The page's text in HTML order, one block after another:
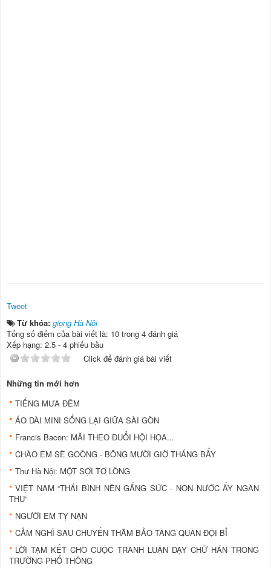
Tweet
Từ khóa: giọng Hà Nội
Tổng số điểm của bài viết là: 10 trong 4 đánh giá
Xếp hạng: 2.5 - 4 phiếu bầu
Click để đánh giá bài viết
Những tin mới hơn
TIẾNG MƯA ĐÊM
ÁO DÀI MINI SỐNG LẠI GIỮA SÀI GÒN
Francis Bacon: MÃI THEO ĐUỔI HỘI HỌA...
CHÀO EM SÈ GOÒNG - BÔNG MƯỜI GIỜ THÁNG BẨY
Thư Hà Nội: MỘT SỢI TƠ LÒNG
VIỆT NAM “THÁI BÌNH NÊN GẮNG SỨC - NON NƯỚC ẤY NGÀN
THU”
NGƯỜI EM TỴ NẠN
CẢM NGHĨ SAU CHUYẾN THĂM BẢO TÀNG QUÂN ĐỘI BỈ
LỜI TẠM KẾT CHO CUỘC TRANH LUẬN DẠY CHỮ HÁN TRONG
TRƯỜNG PHỔ THÔNG